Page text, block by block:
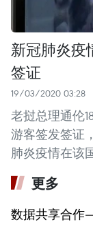
新冠肺炎疫
签证
19/03/2020 03:28
老挝总理通伦
游客签发签证
肺炎疫情在该
更多
数据共享合作